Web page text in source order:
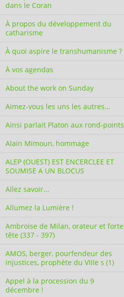
dans le Coran
À propos du développement du
catharisme
À quoi aspire le transhumanisme ?
À vos agendas
About the work on Sunday
Aimez-vous les uns les autres…
Ainsi parlait Platon aux rond-points
Alain Mimoun, hommage
ALEP (OUEST) EST ENCERCLEE ET
SOUMISE A UN BLOCUS
Allez savoir...
Allumez la Lumière !
Ambroise de Milan, orateur et forte
tête (337 - 397)
AMOS, berger, pourfendeur des
injustices, prophète du VIIIe s (1)
Appel à la procession du 9
décembre !